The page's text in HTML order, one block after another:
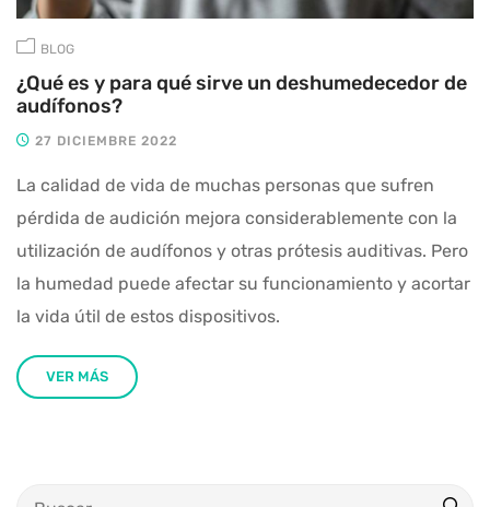
BLOG
¿Qué es y para qué sirve un deshumedecedor de
audífonos?
27 DICIEMBRE 2022
La calidad de vida de muchas personas que sufren
pérdida de audición mejora considerablemente con la
utilización de audífonos y otras prótesis auditivas. Pero
la humedad puede afectar su funcionamiento y acortar
la vida útil de estos dispositivos.
VER MÁS